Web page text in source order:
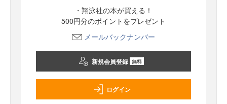
・翔泳社の本が買える！
500円分のポイントをプレゼント
メールバックナンバー
新規会員登録 無料
ログイン